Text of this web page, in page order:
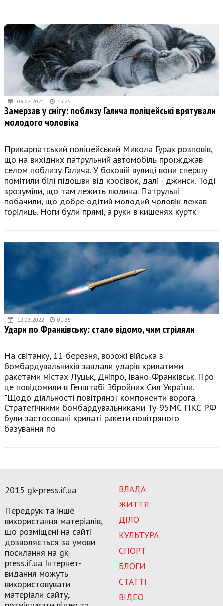
09.02.2021 13:25
Замерзав у снігу: поблизу Галича поліцейські врятували
молодого чоловіка
Прикарпатський поліцейський Микола Гурак розповів,
що на вихідних патрульний автомобіль проїжджав
селом поблизу Галича. У боковій вулиці вони спершу
помітили білі підошви від кросівок, далі - джинси. Тоді
зрозуміли, що там лежить людина. Патрульні
побачили, що добре одітий молодий чоловік лежав
горілиць. Ноги були прямі, а руки в кишенях куртк
12.03.2022 01:35
Удари по Франківську: стало відомо, чим стріляли
На світанку, 11 березня, ворожі війська з
бомбардувальників завдали ударів крилатими
ракетами містах Луцьк, Дніпро, Івано-Франківськ. Про
це повідомили в Генштабі Збройних Сил України.
"Щодо діяльності повітряної компоненти ворога.
Стратегічними бомбардувальниками Ту-95МС ПКС РФ
були застосовані крилаті ракети повітряного
базування по
ВЛАДА
ЖИТТЯ
ДІЛО
КУЛЬТУРА
СПОРТ
БЛОГИ
СТАТТІ
ВІДЕО
2015 gk-press.if.ua
Передрук та інше
використання матеріалів,
що розміщені на сайті
дозволяється за умови
посилання на gk-
press.if.ua Інтернет-
видання можуть
використовувати
матеріали сайту,